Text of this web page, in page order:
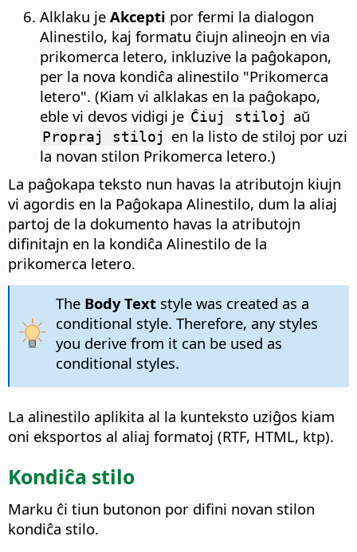
Alklaku je Akcepti por fermi la dialogon
Alinestilo, kaj formatu ĉiujn alineojn en via
prikomerca letero, inkluzive la paĝokapon,
per la nova kondiĉa alinestilo "Prikomerca
letero". (Kiam vi alklakas en la paĝokapo,
eble vi devos vidigi je Ĉiuj stiloj aŭ
Propraj stiloj
en la listo de stiloj por uzi
la novan stilon Prikomerca letero.)
La paĝokapa teksto nun havas la atributojn kiujn
vi agordis en la Paĝokapa Alinestilo, dum la aliaj
partoj de la dokumento havas la atributojn
difinitajn en la kondiĉa Alinestilo de la
prikomerca letero.
The Body Textstyle was created as a
conditional style. Therefore, any styles
you derive from it can be used as
conditional styles.
La alinestilo aplikita al la kunteksto uziĝos kiam
oni eksportos al aliaj formatoj (RTF, HTML, ktp).
Kondiĉa stilo
Marku ĉi tiun butonon por difini novan stilon
kondiĉa stilo.